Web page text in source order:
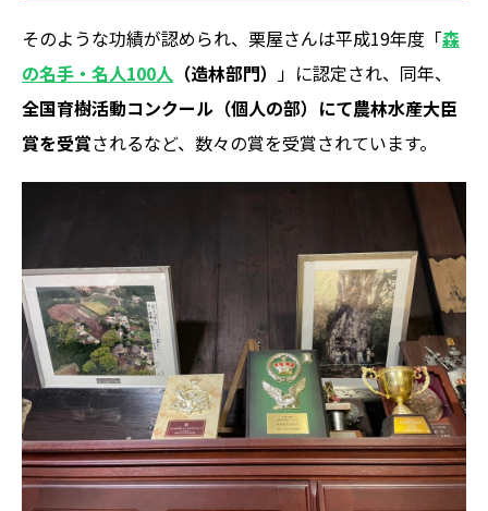
そのような功績が認められ、栗屋さんは平成19年度「森
の名手・名人100人 （造林部門）
」に認定され、同年、
全国育樹活動コンクール（個人の部）にて農林水産大臣
賞を受賞されるなど、数々の賞を受賞されています。